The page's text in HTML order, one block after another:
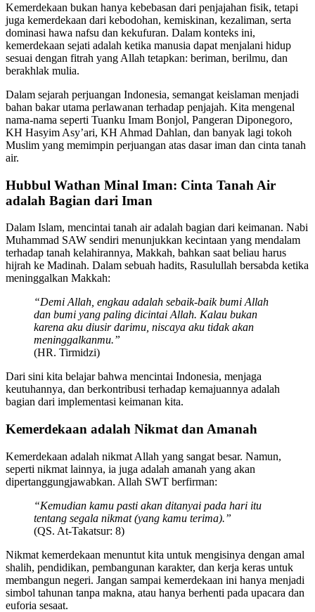
Kemerdekaan bukan hanya kebebasan dari penjajahan fisik, tetapi
juga kemerdekaan dari kebodohan, kemiskinan, kezaliman, serta
dominasi hawa nafsu dan kekufuran. Dalam konteks ini,
kemerdekaan sejati adalah ketika manusia dapat menjalani hidup
sesuai dengan fitrah yang Allah tetapkan: beriman, berilmu, dan
berakhlak mulia.
Dalam sejarah perjuangan Indonesia, semangat keislaman menjadi
bahan bakar utama perlawanan terhadap penjajah. Kita mengenal
nama-nama seperti Tuanku Imam Bonjol, Pangeran Diponegoro,
KH Hasyim Asy’ari, KH Ahmad Dahlan, dan banyak lagi tokoh
Muslim yang memimpin perjuangan atas dasar iman dan cinta tanah
air.
Hubbul Wathan Minal Iman: Cinta Tanah Air
adalah Bagian dari Iman
Dalam Islam, mencintai tanah air adalah bagian dari keimanan. Nabi
Muhammad SAW sendiri menunjukkan kecintaan yang mendalam
terhadap tanah kelahirannya, Makkah, bahkan saat beliau harus
hijrah ke Madinah. Dalam sebuah hadits, Rasulullah bersabda ketika
meninggalkan Makkah:
“Demi Allah, engkau adalah sebaik-baik bumi Allah
dan bumi yang paling dicintai Allah. Kalau bukan
karena aku diusir darimu, niscaya aku tidak akan
meninggalkanmu.”
(HR. Tirmidzi)
Dari sini kita belajar bahwa mencintai Indonesia, menjaga
keutuhannya, dan berkontribusi terhadap kemajuannya adalah
bagian dari implementasi keimanan kita.
Kemerdekaan adalah Nikmat dan Amanah
Kemerdekaan adalah nikmat Allah yang sangat besar. Namun,
seperti nikmat lainnya, ia juga adalah amanah yang akan
dipertanggungjawabkan. Allah SWT berfirman:
“Kemudian kamu pasti akan ditanyai pada hari itu
tentang segala nikmat (yang kamu terima).”
(QS. At-Takatsur: 8)
Nikmat kemerdekaan menuntut kita untuk mengisinya dengan amal
shalih, pendidikan, pembangunan karakter, dan kerja keras untuk
membangun negeri. Jangan sampai kemerdekaan ini hanya menjadi
simbol tahunan tanpa makna, atau hanya berhenti pada upacara dan
euforia sesaat.